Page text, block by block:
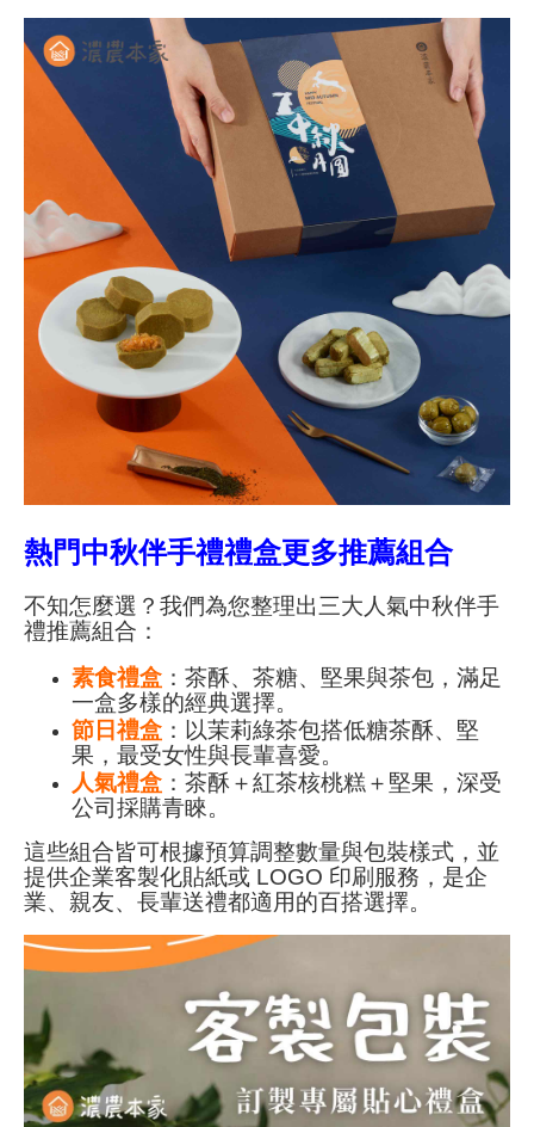
熱門中秋伴手禮禮盒更多推薦組合
不知怎麼選？我們為您整理出三大人氣中秋伴手
禮推薦組合：
素食禮盒 ：茶酥、茶糖、堅果與茶包，滿足
一盒多樣的經典選擇。
節日禮盒 ：以茉莉綠茶包搭低糖茶酥、堅
果，最受女性與長輩喜愛。
人氣禮盒 ：茶酥＋紅茶核桃糕＋堅果，深受
公司採購青睞。
這些組合皆可根據預算調整數量與包裝樣式，並
提供企業客製化貼紙或 LOGO 印刷服務，是企
業、親友、長輩送禮都適用的百搭選擇。